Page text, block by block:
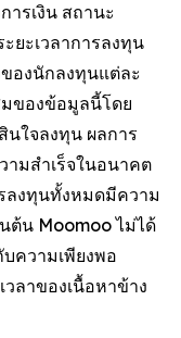
ารเงิน สถานะ
ยะเวลาการลงทุน
องนักลงทุนแต่ละ
ของข้อมูลนี้โดย
ใจลงทุน ผลการ
มสำเร็จในอนาคต
ลงทุนทั้งหมดมีความ
นต้น Moomoo ไม่ได้
ความเพียงพอ
ลาของเนื้อหาข้าง